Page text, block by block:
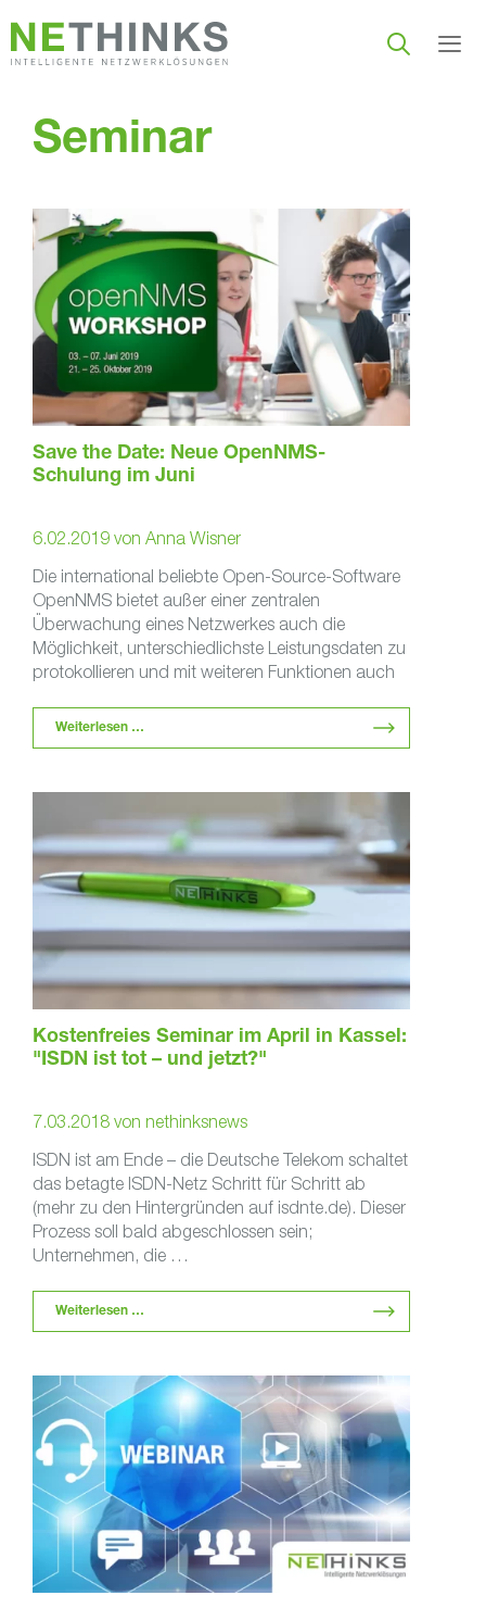
Inhalt
springen
Seminar
Save the Date: Neue OpenNMS-
Schulung im Juni
6.02.2019 von Anna Wisner
Die international beliebte Open-Source-Software
OpenNMS bietet außer einer zentralen
Überwachung eines Netzwerkes auch die
Möglichkeit, unterschiedlichste Leistungsdaten zu
protokollieren und mit weiteren Funktionen auch
Weiterlesen …
Kostenfreies Seminar im April in Kassel:
"ISDN ist tot – und jetzt?"
7.03.2018 von nethinksnews
ISDN ist am Ende – die Deutsche Telekom schaltet
das betagte ISDN-Netz Schritt für Schritt ab
(mehr zu den Hintergründen auf isdnte.de). Dieser
Prozess soll bald abgeschlossen sein;
Unternehmen, die …
Weiterlesen …